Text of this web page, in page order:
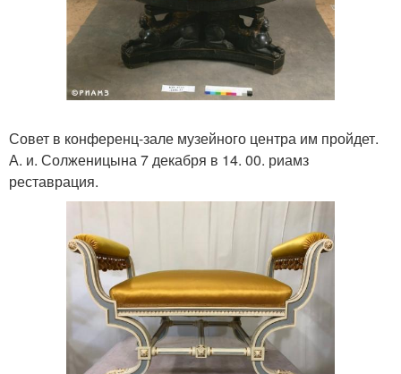
Совет в конференц-зале музейного центра им пройдет.
А. и. Солженицына 7 декабря в 14. 00. риамз
реставрация.